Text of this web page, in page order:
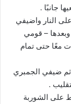
جانبًا .
النار واضيفي
وبعدها – قومي
معًا حتى تمام
ضيفي الجمبري
.
على الشوربة